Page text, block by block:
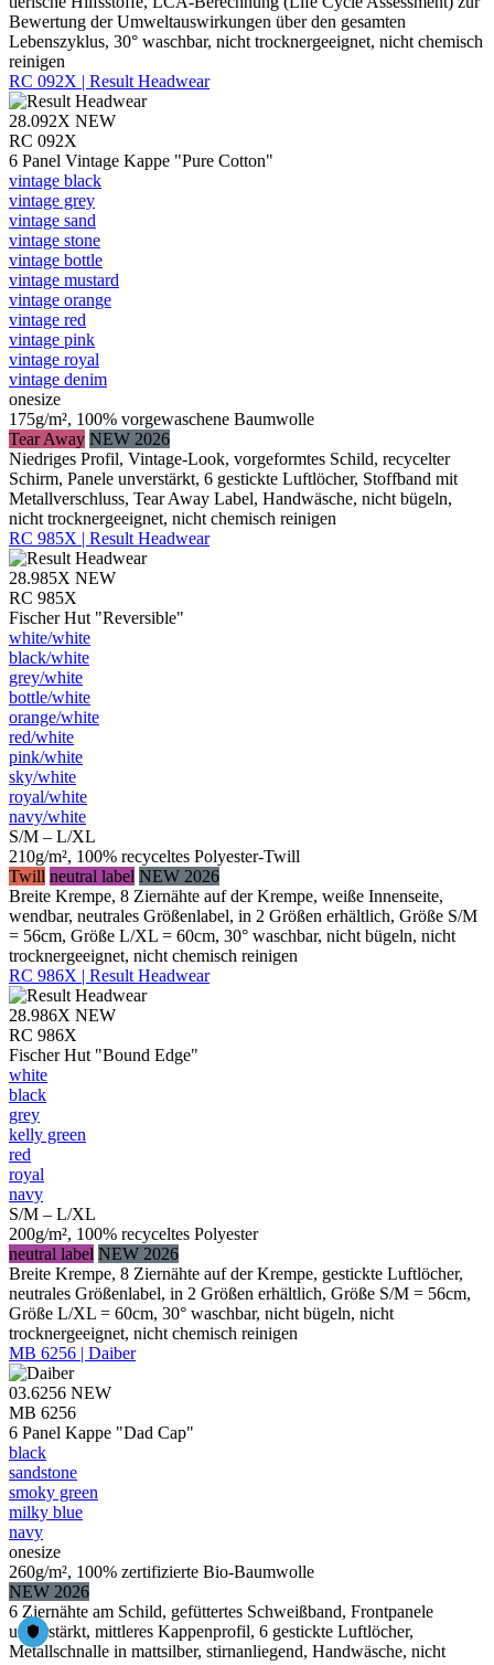
Bewertung der Umweltauswirkungen über den gesamten
Lebenszyklus, 30° waschbar, nicht trocknergeeignet, nicht chemisch
reinigen
RC 092X | Result Headwear
28.092X NEW
RC 092X
6 Panel Vintage Kappe "Pure Cotton"
vintage black
vintage grey
vintage sand
vintage stone
vintage bottle
vintage mustard
vintage orange
vintage red
vintage pink
vintage royal
vintage denim
onesize
175g/m², 100% vorgewaschene Baumwolle
Tear Away NEW 2026
Niedriges Profil, Vintage-Look, vorgeformtes Schild, recycelter
Schirm, Panele unverstärkt, 6 gestickte Luftlöcher, Stoffband mit
Metallverschluss, Tear Away Label, Handwäsche, nicht bügeln,
nicht trocknergeeignet, nicht chemisch reinigen
RC 985X | Result Headwear
28.985X NEW
RC 985X
Fischer Hut "Reversible"
white/​white
black/​white
grey/​white
bottle/​white
orange/​white
red/​white
pink/​white
sky/​white
royal/​white
navy/​white
S/M – L/XL
210g/m², 100% recyceltes Polyester-Twill
Twill neutral label NEW 2026
Breite Krempe, 8 Ziernähte auf der Krempe, weiße Innenseite,
wendbar, neutrales Größenlabel, in 2 Größen erhältlich, Größe S/M
= 56cm, Größe L/XL = 60cm, 30° waschbar, nicht bügeln, nicht
trocknergeeignet, nicht chemisch reinigen
RC 986X | Result Headwear
28.986X NEW
RC 986X
Fischer Hut "Bound Edge"
white
black
grey
kelly green
red
royal
navy
S/M – L/XL
200g/m², 100% recyceltes Polyester
neutral label NEW 2026
Breite Krempe, 8 Ziernähte auf der Krempe, gestickte Luftlöcher,
neutrales Größenlabel, in 2 Größen erhältlich, Größe S/M = 56cm,
Größe L/XL = 60cm, 30° waschbar, nicht bügeln, nicht
trocknergeeignet, nicht chemisch reinigen
MB 6256 | Daiber
03.6256 NEW
MB 6256
6 Panel Kappe "Dad Cap"
black
sandstone
smoky green
milky blue
navy
onesize
260g/m², 100% zertifizierte Bio-Baumwolle
NEW 2026
6 Ziernähte am Schild, gefüttertes Schweißband, Frontpanele
unverstärkt, mittleres Kappenprofil, 6 gestickte Luftlöcher,
Metallschnalle in mattsilber, stirnanliegend, Handwäsche, nicht